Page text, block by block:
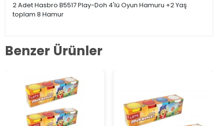
2 Adet Hasbro B5517 Play-Doh 4'lü Oyun Hamuru +2 Yaş
toplam 8 Hamur
Benzer Ürünler